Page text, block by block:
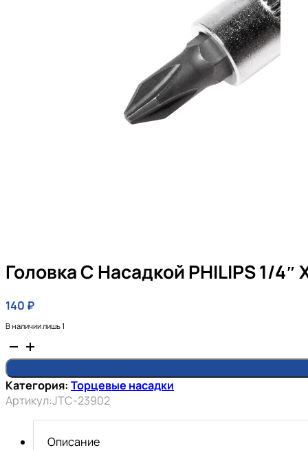
Головка С Насадкой PHILIPS 1/
140 ₽
В наличии лишь 1
Количество
товара
Головка
с
насадкой
PHILIPS
1/4"
Категория: Торцевые насадки
Артикул:JTC-23902
Описание